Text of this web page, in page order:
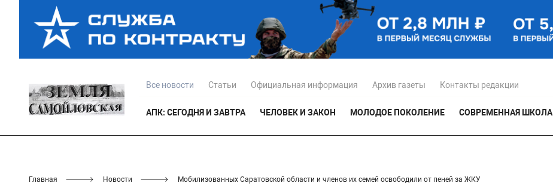
Все новости Статьи Официальная информация Архив газеты Контакты редакции
АПК: СЕГОДНЯ И ЗАВТРА ЧЕЛОВЕК И ЗАКОН МОЛОДОЕ ПОКОЛЕНИЕ СОВРЕМЕННАЯ ШКОЛА
Главная Новости Мобилизованных Саратовской области и членов их семей освободили от пеней за ЖКУ